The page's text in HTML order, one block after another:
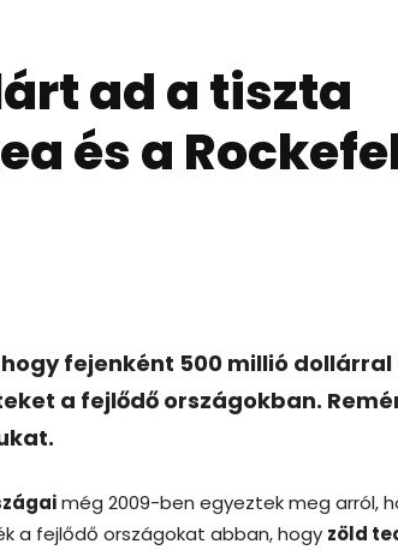
ad a tiszta
és a
fejenként 500 millió
a fejlődő országokban.
még 2009-ben egyeztek meg arról,
a fejlődő országokat abban, hogy zöld